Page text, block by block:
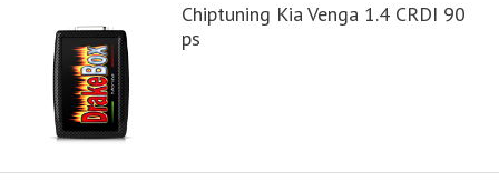
Chiptuning Kia Venga 1.4 CRDI 90
ps